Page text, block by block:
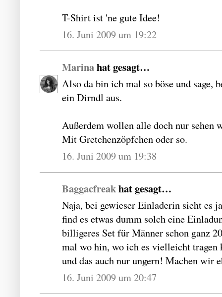
T-Shirt ist 'ne gute Idee!
16. Juni 2009 um 19:22
Marinahat gesagt…
Also da bin ich mal so böse und sage,
ein Dirndl aus.
Außerdem wollen alle doch nur sehen
Mit Gretchenzöpfchen oder so.
16. Juni 2009 um 19:38
Baggacfreakhat gesagt…
Naja, bei gewieser Einladerin sieht es
find es etwas dumm solch eine
billigeres Set für Männer schon ganz
mal wo hin, wo ich es vielleicht
und das auch nur ungern! Machen wir
16. Juni 2009 um 20:47